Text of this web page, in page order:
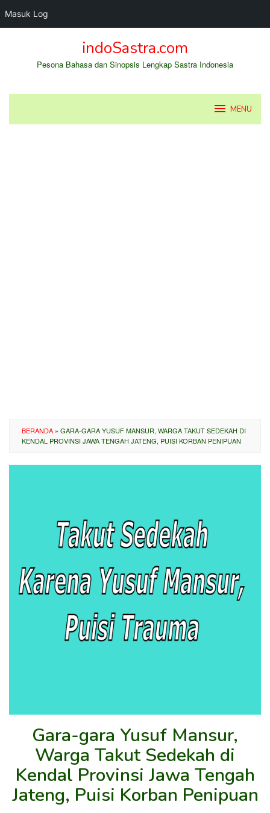
Masuk Log
indoSastra.com
Pesona Bahasa dan Sinopsis Lengkap Sastra Indonesia
MENU
BERANDA » GARA-GARA YUSUF MANSUR, WARGA TAKUT SEDEKAH DI
KENDAL PROVINSI JAWA TENGAH JATENG, PUISI KORBAN PENIPUAN
Gara-gara Yusuf Mansur,
Warga Takut Sedekah di
Kendal Provinsi Jawa Tengah
Jateng, Puisi Korban Penipuan